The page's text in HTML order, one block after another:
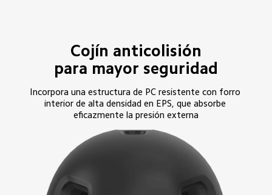
Cojín anticolisión
para mayor seguridad
Incorpora una estructura de PC resistente con forro
interior de alta densidad en EPS, que absorbe
eficazmente la presión externa